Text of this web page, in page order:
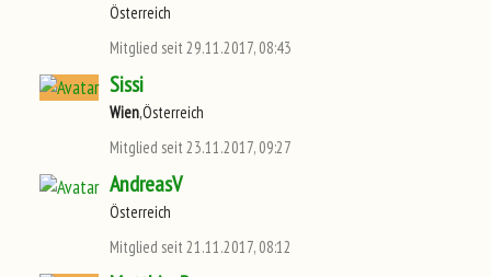
Österreich
Mitglied seit 29.11.2017, 08:43
Sissi
Wien,Österreich
Mitglied seit 23.11.2017, 09:27
AndreasV
Österreich
Mitglied seit 21.11.2017, 08:12